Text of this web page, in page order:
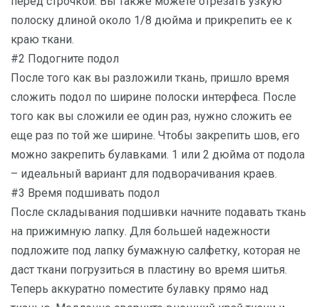
полоску длиной около 1/8 дюйма и прикрепить ее к
краю ткани.
#2 Подогните подол
После того как вы разложили ткань, пришло время
сложить подол по ширине полоски интерфеса. После
того как вы сложили ее один раз, нужно сложить ее
еще раз по той же ширине. Чтобы закрепить шов, его
можно закрепить булавками. 1 или 2 дюйма от подола
– идеальный вариант для подворачивания краев.
#3 Время подшивать подол
После складывания подшивки начните подавать ткань
на прижимную лапку. Для большей надежности
подложите под лапку бумажную салфетку, которая не
даст ткани погрузиться в пластину во время шитья.
Теперь аккуратно поместите булавку прямо над